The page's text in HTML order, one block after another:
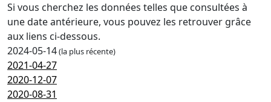
Si vous cherchez les données telles que consultées à
une date antérieure, vous pouvez les retrouver grâce
aux liens ci-dessous.
2024-05-14(la plus récente)
2021-04-27
2020-12-07
2020-08-31